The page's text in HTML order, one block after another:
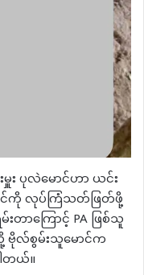
း ပုလဲမောင်ဟာ ယင်း
င်ကို လုပ်ကြံသတ်ဖြတ်ဖို့
းတာကြောင့် PA ဖြစ်သူ
လ်စွမ်းသူမောင်က
တယ်။